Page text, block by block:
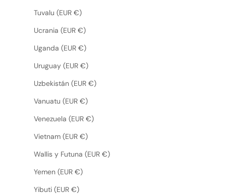
Tuvalu (EUR €)
Ucrania (EUR €)
Uganda (EUR €)
Uruguay (EUR €)
Uzbekistán (EUR €)
Vanuatu (EUR €)
Venezuela (EUR €)
Vietnam (EUR €)
Wallis y Futuna (EUR €)
Yemen (EUR €)
Yibuti (EUR €)